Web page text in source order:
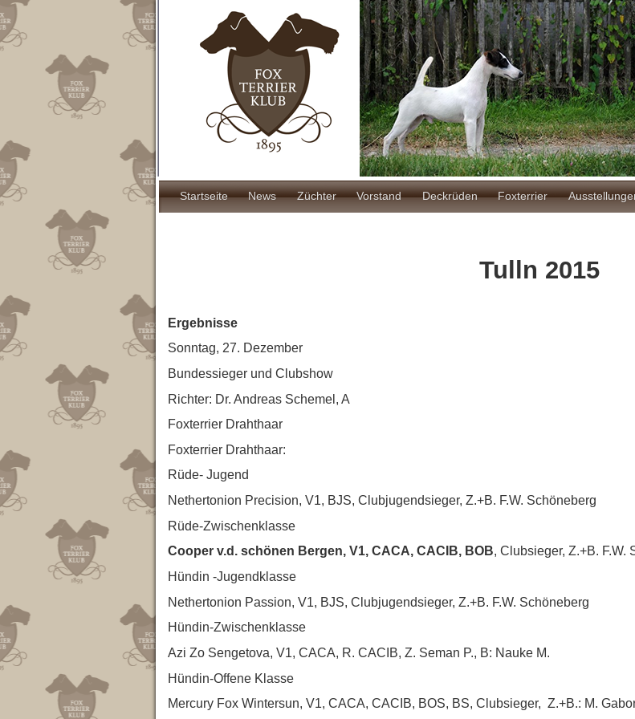
Direkt
zum
Inhalt
Hauptnavigation
Startseite News Züchter Vorstand Deckrüden Foxterrier
Tulln 2015
Ergebnisse
Sonntag, 27. Dezember
Bundessieger und Clubshow
Richter: Dr. Andreas Schemel, A
Foxterrier Drahthaar
Foxterrier Drahthaar:
Rüde- Jugend
Nethertonion Precision, V1, BJS, Clubjugendsieger, Z.+B. F.W. Schöneberg
Rüde-Zwischenklasse
Cooper v.d. schönen Bergen, V1, CACA, CACIB, BOB, Clubsieger, Z.+B. F.W.
Hündin -Jugendklasse
Nethertonion Passion, V1, BJS, Clubjugendsieger, Z.+B. F.W. Schöneberg
Hündin-Zwischenklasse
Azi Zo Sengetova, V1, CACA, R. CACIB, Z. Seman P., B: Nauke M.
Hündin-Offene Klasse
Mercury Fox Wintersun, V1, CACA, CACIB, BOS, BS, Clubsieger, Z.+B.: M.